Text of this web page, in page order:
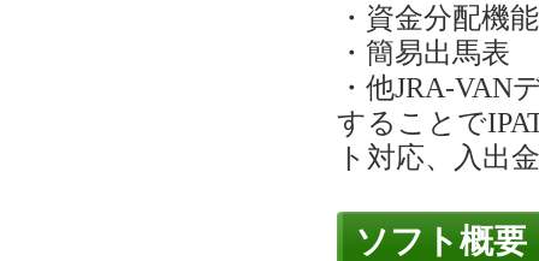
・資金分配機能
・簡易出馬表
・他JRA-VAN
することで
ト対応、入出
ソフト概要